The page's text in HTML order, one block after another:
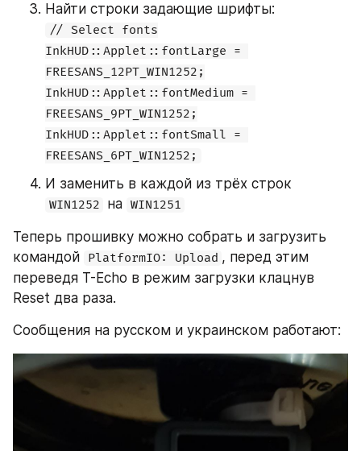
Найти строки задающие шрифты:
// Select fonts
InkHUD::Applet::fontLarge =
FREESANS_12PT_WIN1252;
InkHUD::Applet::fontMedium =
FREESANS_9PT_WIN1252;
InkHUD::Applet::fontSmall =
FREESANS_6PT_WIN1252;
WIN1252 на WIN1251
Теперь прошивку можно собрать и загрузить
командой PlatformIO: Upload , перед этим
переведя T-Echo в режим загрузки клацнув
Reset два раза.
Сообщения на русском и украинском работают: